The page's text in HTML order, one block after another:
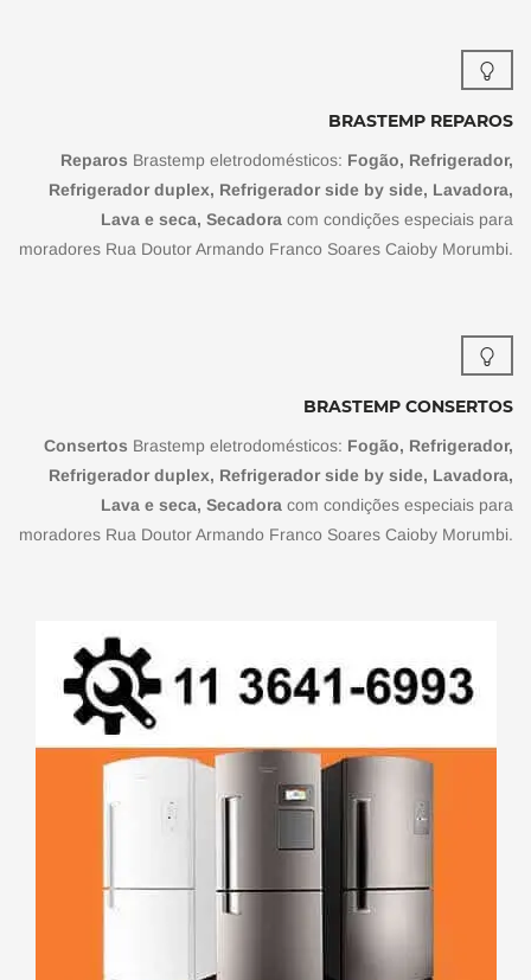
BRASTEMP REPAROS
Reparos Brastemp eletrodomésticos: Fogão, Refrigerador,
Refrigerador duplex, Refrigerador side by side, Lavadora,
Lava e seca, Secadora com condições especiais para
moradores Rua Doutor Armando Franco Soares Caioby Morumbi.
BRASTEMP CONSERTOS
Consertos Brastemp eletrodomésticos: Fogão, Refrigerador,
Refrigerador duplex, Refrigerador side by side, Lavadora,
Lava e seca, Secadora com condições especiais para
moradores Rua Doutor Armando Franco Soares Caioby Morumbi.